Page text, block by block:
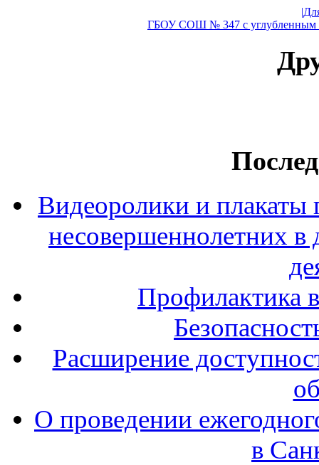
ГБОУ СОШ № 347 с углубленным
Видеоролики и плакаты
несовершеннолетних в
Профилактика
Расширение
О проведении
в